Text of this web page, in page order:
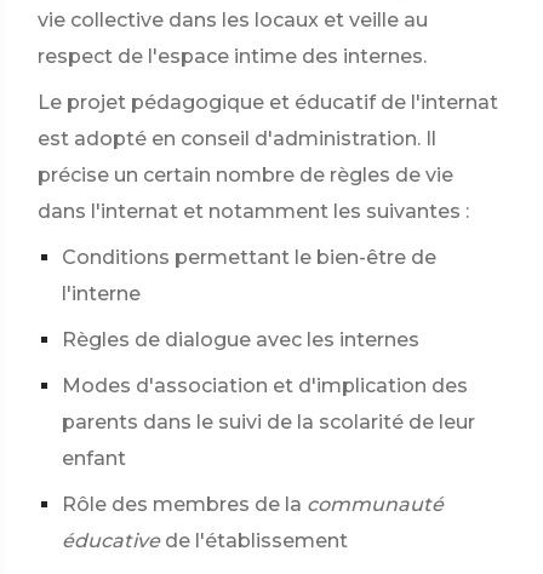
vie collective dans les locaux et veille au
respect de l'espace intime des internes.
Le projet pédagogique et éducatif de l'internat
est adopté en conseil d'administration. Il
précise un certain nombre de règles de vie
dans l'internat et notamment les suivantes :
Conditions permettant le bien-être de
l'interne
Règles de dialogue avec les internes
Modes d'association et d'implication des
parents dans le suivi de la scolarité de leur
enfant
Rôle des membres de la communauté
éducative de l'établissement